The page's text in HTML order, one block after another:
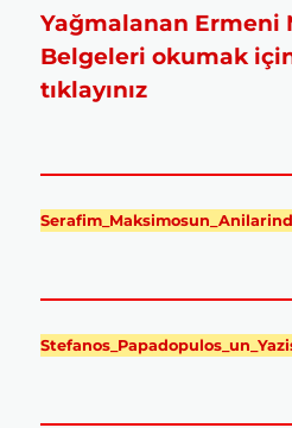
Yağmalanan Ermeni
Belgeleri okumak
tıklayınız